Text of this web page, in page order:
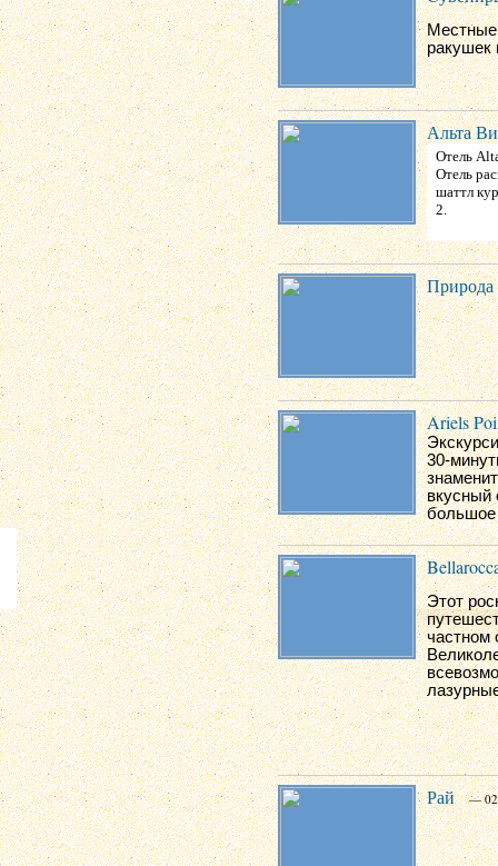
Местные
ракушек
Альта
Отель
Отель
шаттл
2.
Природа
Ariels
30-
вкусный
большое
Этот
частном
Рай —